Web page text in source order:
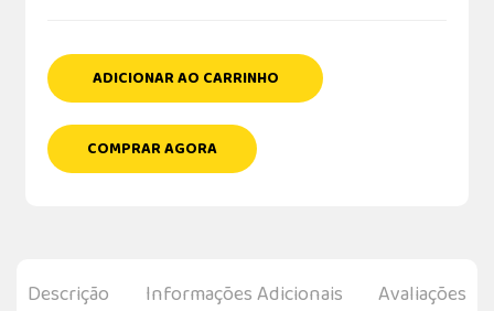
ADICIONAR AO CARRINHO
COMPRAR AGORA
Descrição Informações Adicionais Avaliações